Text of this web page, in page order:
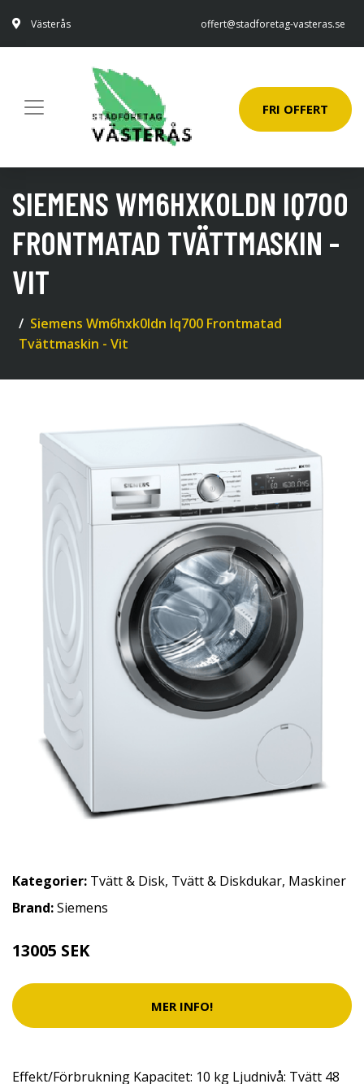
Västerås offert@stadforetag-vasteras.se
FRI OFFERT
SIEMENS WM6HXK0LDN IQ700
FRONTMATAD TVÄTTMASKIN -
VIT
Siemens Wm6hxk0ldn Iq700 Frontmatad
Tvättmaskin - Vit
Kategorier: Tvätt & Disk, Tvätt & Diskdukar, Maskiner
Brand:Siemens
13005 SEK
MER INFO!
Effekt/Förbrukning Kapacitet: 10 kg Ljudnivå: Tvätt 48